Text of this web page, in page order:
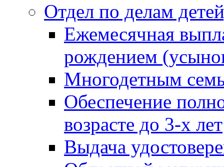
Отдел по делам
Ежемесячная
рождением
Многодетным
Обеспечение
возрасте до 3-х лет
Выдача